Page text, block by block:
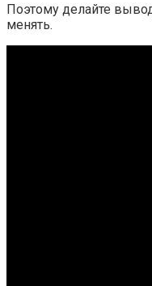
Поэтому делайте
менять.